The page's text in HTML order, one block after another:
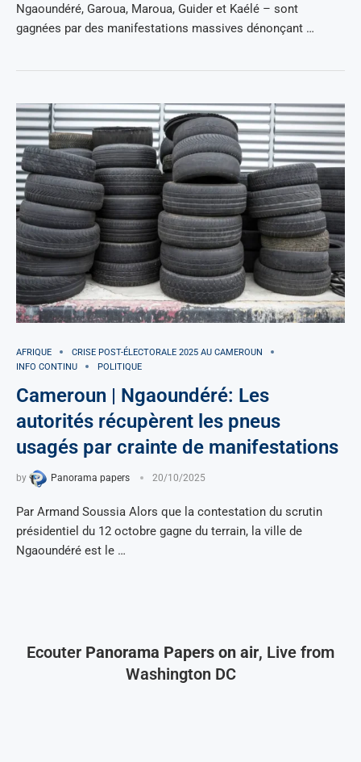
Ngaoundéré, Garoua, Maroua, Guider et Kaélé – sont
gagnées par des manifestations massives dénonçant …
AFRIQUE
CRISE POST-ÉLECTORALE 2025 AU CAMEROUN
INFO CONTINU
POLITIQUE
Cameroun | Ngaoundéré: Les
autorités récupèrent les pneus
usagés par crainte de manifestations
by Panorama papers 20/10/2025
Par Armand Soussia Alors que la contestation du scrutin
présidentiel du 12 octobre gagne du terrain, la ville de
Ngaoundéré est le …
Ecouter Panorama Papers on air, Live from
Washington DC